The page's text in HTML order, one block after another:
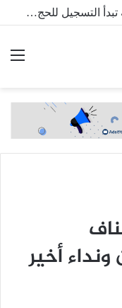
لأول مرة.. وزارة الشؤون الإسلامية تبدأ التسجيل للحج رقميا عبر منصة خدماتي
ونداء أخير